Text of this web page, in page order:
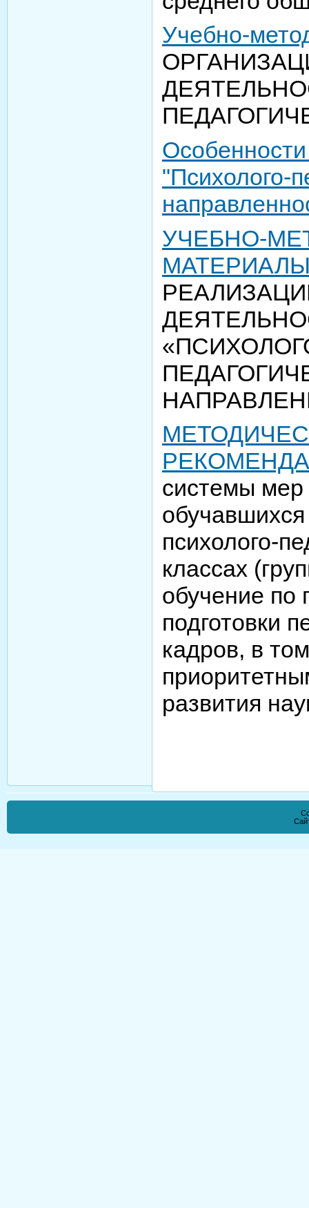
Учебно-
"Психолого-
УЧЕБНО-
системы
психолого-
классах
обучение по
подготовки
кадров, в
развития